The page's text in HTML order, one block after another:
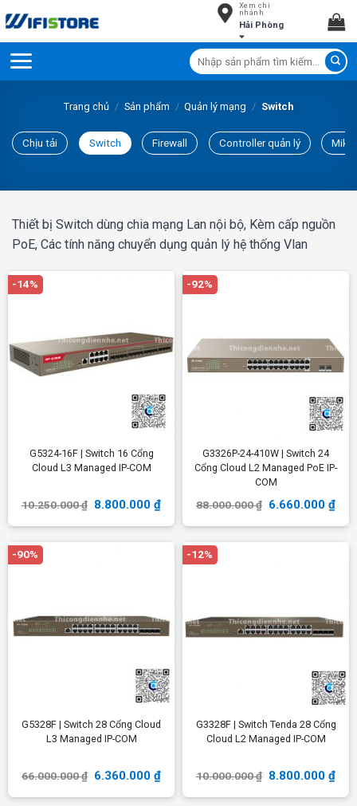
to
Xem chi
nhánh
Hải Phòng
Tìm
kiếm:
Trang chủ / Sản phẩm / Quản lý mạng / Switch
Chịu tải Switch Firewall Controller quản lý
Thiết bị Switch dùng chia mạng Lan nội bộ, Kèm cấp nguồn
PoE, Các tính năng chuyển dụng quản lý hệ thống Vlan
-14%
G5324-16F | Switch 16 Cổng
Cloud L3 Managed IP-COM
10.250.000₫ 8.800.000₫
-92%
G3326P-24-410W | Switch 24
Cổng Cloud L2 Managed PoE IP-
COM
88.000.000₫ 6.660.000₫
-90%
G5328F | Switch 28 Cổng Cloud
L3 Managed IP-COM
66.000.000₫ 6.360.000₫
-12%
G3328F | Switch Tenda 28 Cổng
Cloud L2 Managed IP-COM
10.000.000₫ 8.800.000₫